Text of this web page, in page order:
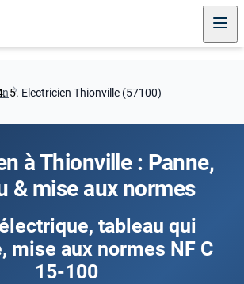
Electricien Thionville (57100)
à Thionville : Panne,
& mise aux normes
tableau qui
mise aux normes NF C
15-100